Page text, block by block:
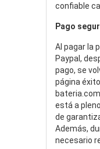
confiable
Pago
Al pagar la
Paypal,
pago, se
página
está a
de
Además,
necesario